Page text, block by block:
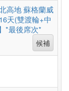
高地 蘇格蘭威
天(雙渡輪+中
*最後席次*
候補